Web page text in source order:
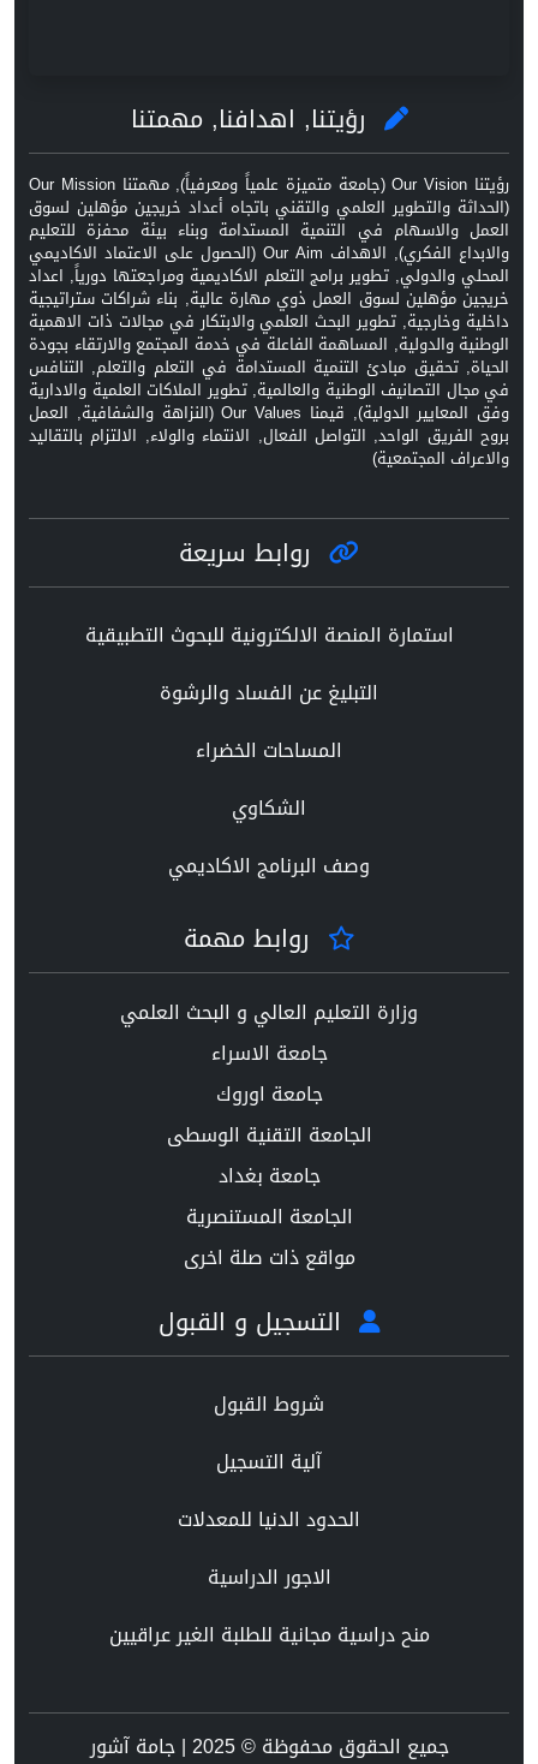
رؤيتنا, اهدافنا, مهمتنا
رؤيتنا Our Vision (جامعة متميزة علمياً ومعرفياً), مهمتنا Our Mission
(الحداثة والتطوير العلمي والتقني باتجاه أعداد خريجين مؤهلين لسوق
العمل والاسهام في التنمية المستدامة وبناء بيئة محفزة للتعليم
والابداع الفكري), الاهداف Our Aim (الحصول على الاعتماد الاكاديمي
المحلي والدولي, تطوير برامج التعلم الاكاديمية ومراجعتها دورياً, اعداد
خريجين مؤهلين لسوق العمل ذوي مهارة عالية, بناء شراكات ستراتيجية
داخلية وخارجية, تطوير البحث العلمي والابتكار في مجالات ذات الاهمية
الوطنية والدولية, المساهمة الفاعلة في خدمة المجتمع والارتقاء بجودة
الحياة, تحقيق مبادئ التنمية المستدامة في التعلم والتعلم, التنافس
في مجال التصانيف الوطنية والعالمية, تطوير الملاكات العلمية والادارية
وفق المعايير الدولية), قيمنا Our Values (النزاهة والشفافية, العمل
بروح الفريق الواحد, التواصل الفعال, الانتماء والولاء, الالتزام بالتقاليد
والاعراف المجتمعية)
روابط سريعة
استمارة المنصة الالكترونية للبحوث التطبيقية
التبليغ عن الفساد والرشوة
المساحات الخضراء
الشكاوي
وصف البرنامج الاكاديمي
روابط مهمة
وزارة التعليم العالي و البحث العلمي
جامعة الاسراء
جامعة اوروك
الجامعة التقنية الوسطى
جامعة بغداد
الجامعة المستنصرية
مواقع ذات صلة اخرى
التسجيل و القبول
شروط القبول
آلية التسجيل
الحدود الدنيا للمعدلات
الاجور الدراسية
منح دراسية مجانية للطلبة الغير عراقيين
جميع الحقوق محفوظة © 2025 | جامة آشور